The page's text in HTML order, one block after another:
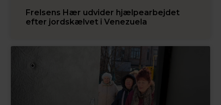
Frelsens Hær udvider hjælpearbejdet
efter jordskælvet i Venezuela